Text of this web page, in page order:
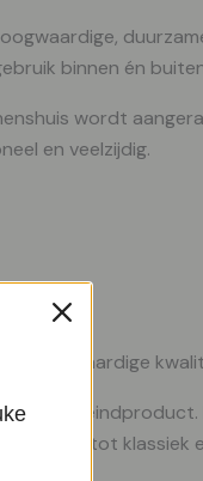
binnen én
wordt
en veelzijdig.
hoogwaardige
tot het eindproduct.
tot